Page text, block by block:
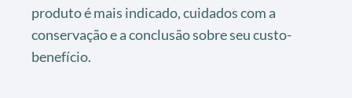
produto é mais indicado, cuidados com a
conservação e a conclusão sobre seu custo-
benefício.